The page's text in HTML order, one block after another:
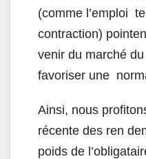
(comme l’emploi
contraction)
venir du marché
favoriser une
Ainsi, nous
récente des ren
poids de